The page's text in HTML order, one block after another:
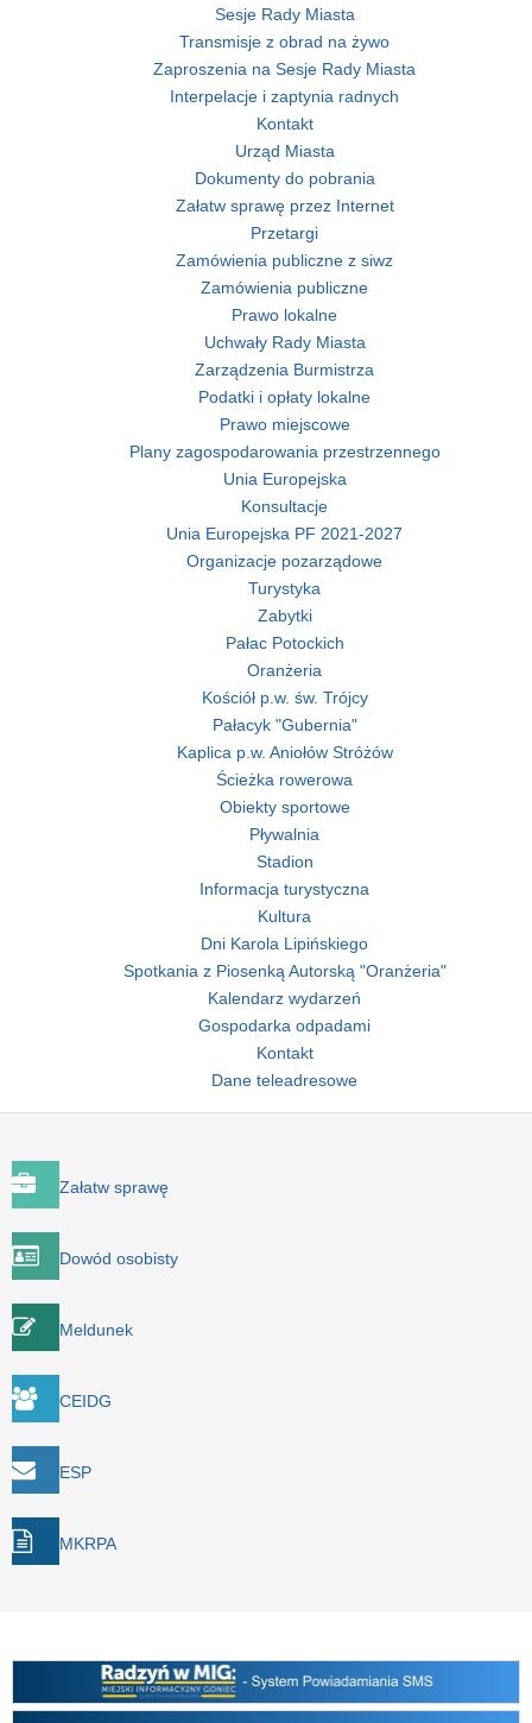
Sesje Rady Miasta
Transmisje z obrad na żywo
Zaproszenia na Sesje Rady Miasta
Interpelacje i zaptynia radnych
Kontakt
Urząd Miasta
Dokumenty do pobrania
Załatw sprawę przez Internet
Przetargi
Zamówienia publiczne z siwz
Zamówienia publiczne
Prawo lokalne
Uchwały Rady Miasta
Zarządzenia Burmistrza
Podatki i opłaty lokalne
Prawo miejscowe
Plany zagospodarowania przestrzennego
Unia Europejska
Konsultacje
Unia Europejska PF 2021-2027
Organizacje pozarządowe
Turystyka
Zabytki
Pałac Potockich
Oranżeria
Kościół p.w. św. Trójcy
Pałacyk "Gubernia"
Kaplica p.w. Aniołów Stróżów
Ścieżka rowerowa
Obiekty sportowe
Pływalnia
Stadion
Informacja turystyczna
Kultura
Dni Karola Lipińskiego
Spotkania z Piosenką Autorską "Oranżeria"
Kalendarz wydarzeń
Gospodarka odpadami
Kontakt
Dane teleadresowe
Załatw sprawę
Dowód osobisty
Meldunek
CEIDG
ESP
MKRPA